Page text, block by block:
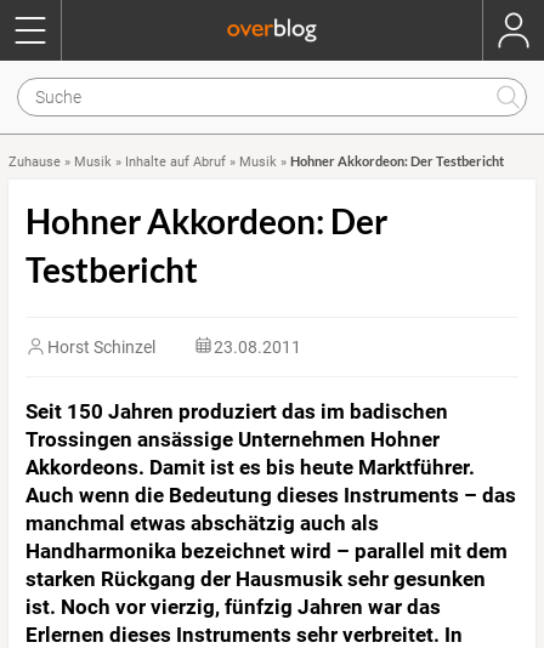
Zuhause » Musik » Inhalte auf Abruf » Musik » Hohner Akkordeon: Der Testbericht
Hohner Akkordeon: Der
Testbericht
Horst Schinzel 23.08.2011
Seit 150 Jahren produziert das im badischen
Trossingen ansässige Unternehmen Hohner
Akkordeons. Damit ist es bis heute Marktführer.
Auch wenn die Bedeutung dieses Instruments – das
manchmal etwas abschätzig auch als
Handharmonika bezeichnet wird – parallel mit dem
starken Rückgang der Hausmusik sehr gesunken
ist. Noch vor vierzig, fünfzig Jahren war das
Erlernen dieses Instruments sehr verbreitet. In